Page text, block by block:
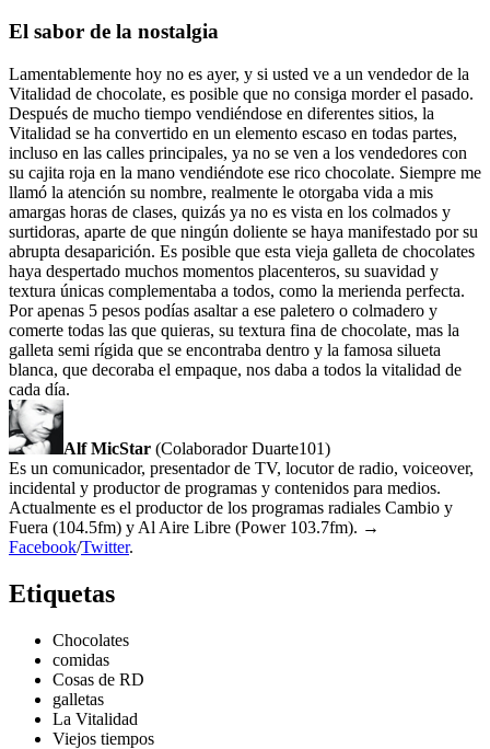
El sabor de la nostalgia
Lamentablemente hoy no es ayer, y si usted ve a un vendedor de la
Vitalidad de chocolate, es posible que no consiga morder el pasado.
Después de mucho tiempo vendiéndose en diferentes sitios, la
Vitalidad se ha convertido en un elemento escaso en todas partes,
incluso en las calles principales, ya no se ven a los vendedores con
su cajita roja en la mano vendiéndote ese rico chocolate. Siempre me
llamó la atención su nombre, realmente le otorgaba vida a mis
amargas horas de clases, quizás ya no es vista en los colmados y
surtidoras, aparte de que ningún doliente se haya manifestado por su
abrupta desaparición. Es posible que esta vieja galleta de chocolates
haya despertado muchos momentos placenteros, su suavidad y
textura únicas complementaba a todos, como la merienda perfecta.
Por apenas 5 pesos podías asaltar a ese paletero o colmadero y
comerte todas las que quieras, su textura fina de chocolate, mas la
galleta semi rígida que se encontraba dentro y la famosa silueta
blanca, que decoraba el empaque, nos daba a todos la vitalidad de
cada día.
Alf MicStar (Colaborador Duarte101)
Es un comunicador, presentador de TV, locutor de radio, voiceover,
incidental y productor de programas y contenidos para medios.
Actualmente es el productor de los programas radiales Cambio y
Fuera (104.5fm) y Al Aire Libre (Power 103.7fm). →
Facebook/Twitter.
Etiquetas
Chocolates
comidas
Cosas de RD
galletas
La Vitalidad
Viejos tiempos